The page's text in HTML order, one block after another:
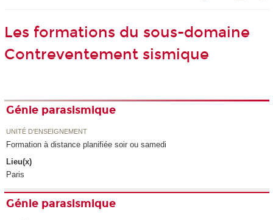
Les formations du sous-domaine
Contreventement sismique
Génie parasismique
UNITÉ D’ENSEIGNEMENT
Formation à distance planifiée soir ou samedi
Lieu(x)
Paris
Génie parasismique